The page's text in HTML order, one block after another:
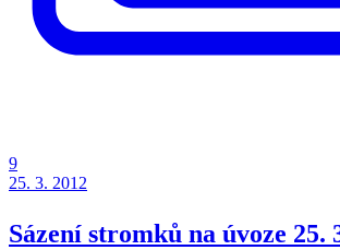
9
25. 3. 2012
Sázení stromků na úvoze 25.